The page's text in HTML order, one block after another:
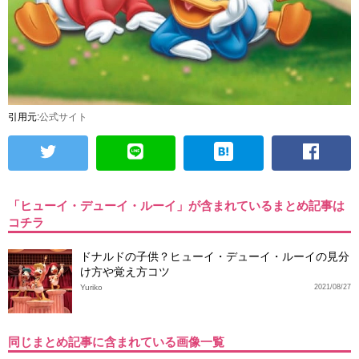
引用元:公式サイト
「ヒューイ・デューイ・ルーイ」が含まれているまとめ記事は
コチラ
ドナルドの子供？ヒューイ・デューイ・ルーイの見分
け方や覚え方コツ
2021/08/27
Yuriko
同じまとめ記事に含まれている画像一覧